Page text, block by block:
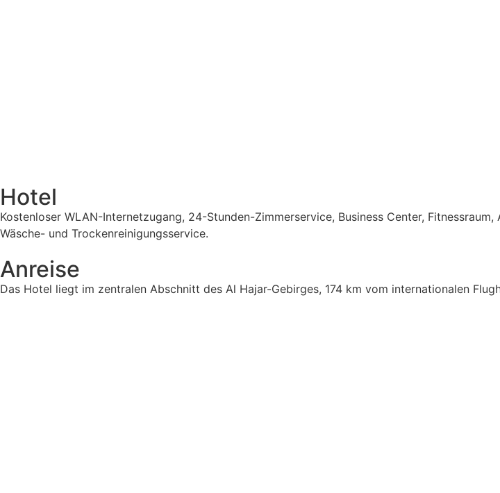
Hotel
Kostenloser WLAN-Internetzugang, 24-Stunden-Zimmerservice, Business Center,
Wäsche- und Trockenreinigungsservice.
Anreise
Das Hotel liegt im zentralen Abschnitt des Al Hajar-Gebirges, 174 km vom internationalen